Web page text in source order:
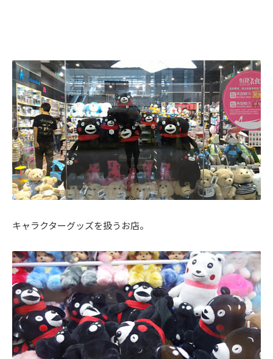
キャラクターグッズを扱うお店。